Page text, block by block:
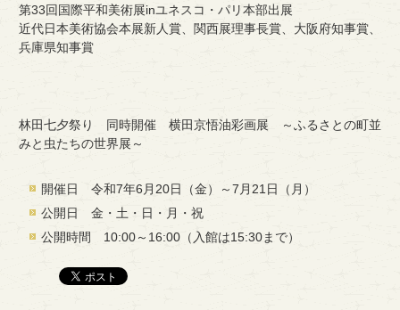
第33回国際平和美術展inユネスコ・パリ本部出展
近代日本美術協会本展新人賞、関西展理事長賞、大阪府知事賞、
兵庫県知事賞
林田七夕祭り 同時開催 横田京悟油彩画展 ～ふるさとの町並
みと虫たちの世界展～
開催日 令和7年6月20日（金）～7月21日（月）
公開日 金・土・日・月・祝
公開時間 10:00～16:00（入館は15:30まで）